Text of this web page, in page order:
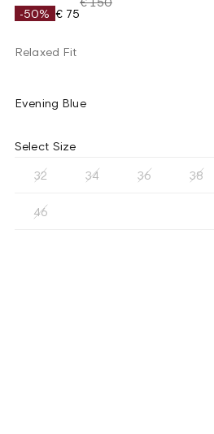
-50% € 75
Relaxed Fit
Evening Blue
Select Size
32 34 36 38
46